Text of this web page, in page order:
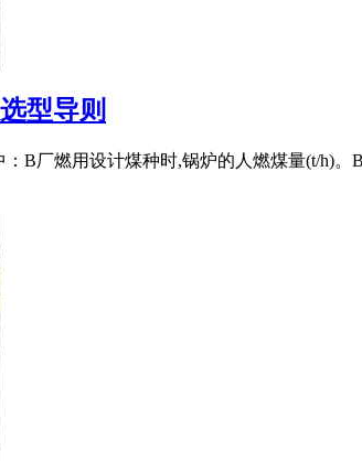
型导则
B厂燃用设计煤种时,锅炉的人燃煤量(t/h)